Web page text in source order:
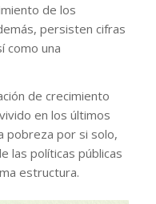
de los
persisten cifras
como una
de crecimiento
en los últimos
pobreza por si solo,
las políticas públicas
estructura.